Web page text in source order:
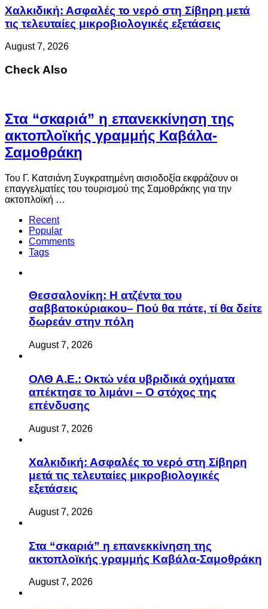
Χαλκιδική: Ασφαλές το νερό στη Σίβηρη μετά
τις τελευταίες μικροβιολογικές εξετάσεις
August 7, 2026
Check Also
Στα “σκαριά” η επανεκκίνηση της
ακτοπλοϊκής γραμμής Καβάλα-
Σαμοθράκη
Του Γ. Κατσιάνη Συγκρατημένη αισιοδοξία εκφράζουν οι
επαγγελματίες του τουρισμού της Σαμοθράκης για την
ακτοπλοϊκή …
Recent
Popular
Comments
Tags
Θεσσαλονίκη: Η ατζέντα του
σαββατοκύριακου– Πού θα πάτε, τί θα δείτε
δωρεάν στην πόλη
August 7, 2026
ΟΛΘ Α.Ε.: Οκτώ νέα υβριδικά οχήματα
απέκτησε το λιμάνι – Ο στόχος της
επένδυσης
August 7, 2026
Χαλκιδική: Ασφαλές το νερό στη Σίβηρη
μετά τις τελευταίες μικροβιολογικές
εξετάσεις
August 7, 2026
Στα “σκαριά” η επανεκκίνηση της
ακτοπλοϊκής γραμμής Καβάλα-Σαμοθράκη
August 7, 2026